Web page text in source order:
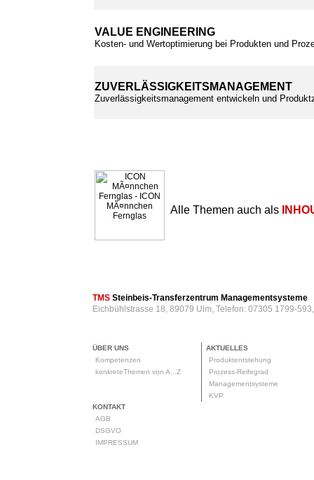
VALUE ENGINEERING
Kosten- und Wertoptimierung bei Produkten und
ZUVERLÄSSIGKEITSMANAGEMENT
Zuverlässigkeitsmanagement entwickeln und
Alle Themen auch als
TMS Steinbeis-Transferzentrum Managementsysteme
Eichbühlstrasse 18, 89079 Ulm, Telefon: 07305 1799-
ÜBER UNS
Kompetenzen
konkreteThemen von A...Z
AKTUELLES
Produktentstehung
Prozess-Reifegrad
Managementsysteme
KVP
KONTAKT
AGB
DSGVO
IMPRESSUM